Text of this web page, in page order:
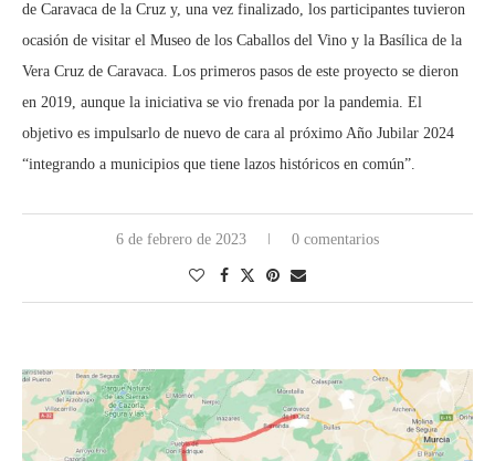
de Caravaca de la Cruz y, una vez finalizado, los participantes tuvieron
ocasión de visitar el Museo de los Caballos del Vino y la Basílica de la
Vera Cruz de Caravaca. Los primeros pasos de este proyecto se dieron
en 2019, aunque la iniciativa se vio frenada por la pandemia. El
objetivo es impulsarlo de nuevo de cara al próximo Año Jubilar 2024
“integrando a municipios que tiene lazos históricos en común”.
6 de febrero de 2023 0 comentarios